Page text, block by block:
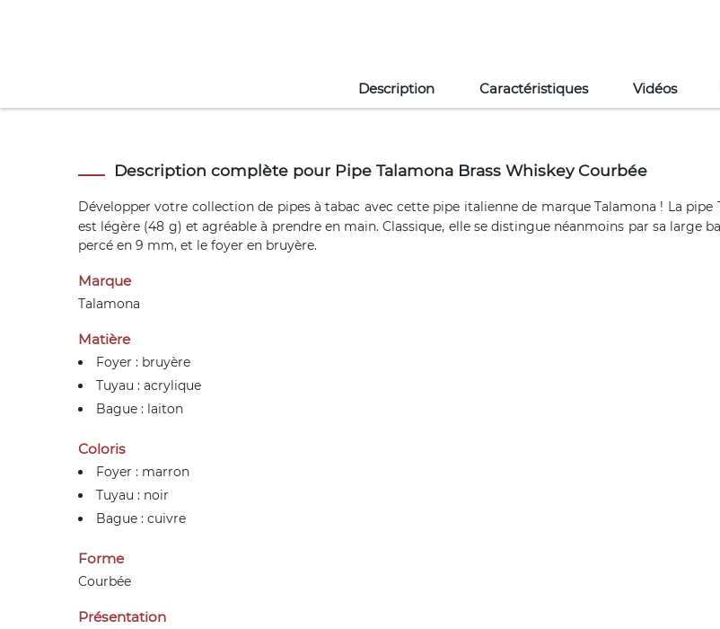
Description Caractéristiques Vidéos
Description complète pour Pipe Talamona Brass Whiskey Courbée
Développer votre collection de pipes à tabac avec cette pipe italienne de marque Talamona ! La
est légère (48 g) et agréable à prendre en main. Classique, elle se distingue néanmoins par sa
percé en 9 mm, et le foyer en bruyère.
Marque
Talamona
Matière
Foyer : bruyère
Tuyau : acrylique
Bague : laiton
Coloris
Foyer : marron
Tuyau : noir
Bague : cuivre
Forme
Courbée
Présentation